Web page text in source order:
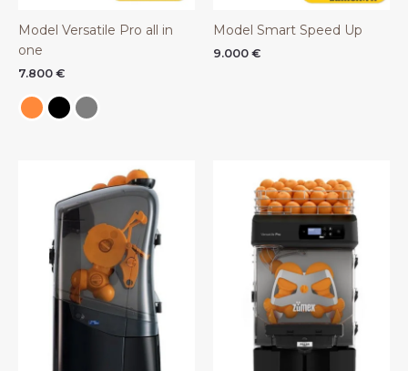
Model Versatile Pro all in
one
7.800 €
Model Smart Speed Up
9.000 €